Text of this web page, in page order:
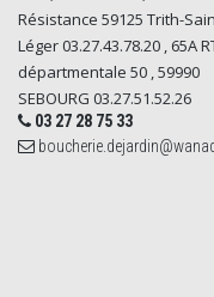
Résistance 59125 Trith-
Léger 03.27.43.78.20 , 65A
départmentale 50 , 59990
SEBOURG 03.27.51.52.26
03 27 28 75 33